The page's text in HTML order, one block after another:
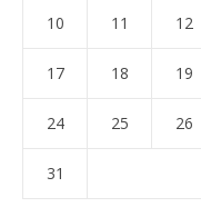
10 11 12
17 18 19
24 25 26
31